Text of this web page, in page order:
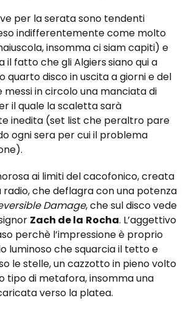
per la serata sono tendenti
indifferentemente come molto
insomma ci siam capiti) e
il fatto che gli Algierssiano qui a
quarto disco in uscita a giorni e del
messi in circolo una manciata di
il quale la scaletta sarà
inedita (set list che peraltro pare
ogni sera per cui il problema
ai limiti del cacofonico, creata
che deflagra con una potenza
Damage, che sul disco vede
Zach de la Rocha. L’aggettivo
perchè l’impressione è proprio
luminoso che squarcia il tetto e
le stelle, un cazzotto in pieno volto
tipo di metafora, insomma una
verso la platea.